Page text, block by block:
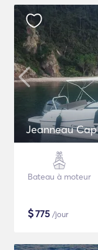
Jeanneau
Bateau à moteur
$775 /jour